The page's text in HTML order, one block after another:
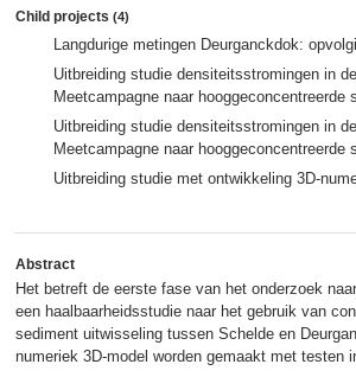
Child projects (4)
Langdurige metingen Deurganckdok:
Uitbreiding studie densiteitsstromingen in
Meetcampagne naar hooggeconcentreerde
Uitbreiding studie densiteitsstromingen in
Meetcampagne naar
Uitbreiding studie met ontwikkeling 3D-
Abstract
Het betreft de eerste fase van het onderzoek
een haalbaarheidsstudie naar het gebruik van
sediment uitwisseling tussen Schelde en
numeriek 3D-model worden gemaakt met